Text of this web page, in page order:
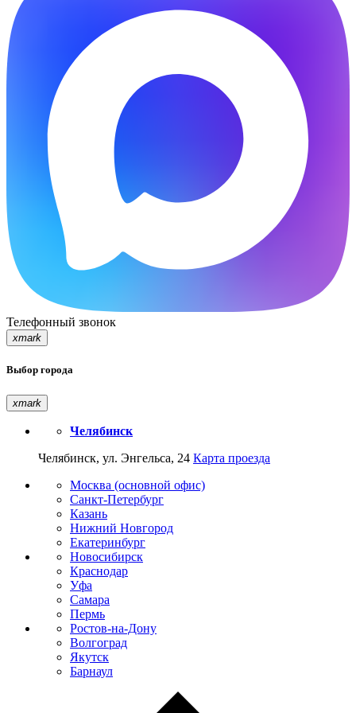
Телефонный звонок
xmark
Выбор города
xmark
Челябинск
Челябинск, ул. Энгельса, 24 Карта проезда
Москва (основной офис)
Санкт-Петербург
Казань
Нижний Новгород
Екатеринбург
Новосибирск
Краснодар
Уфа
Самара
Пермь
Ростов-на-Дону
Волгоград
Якутск
Барнаул